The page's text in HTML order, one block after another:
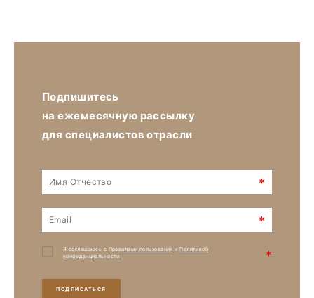
Подпишитесь
на ежемесячную рассылку
для специалистов отрасли
*
*
Я соглашаюсь с Правилами пользования иПолитикой
конфиденциальности
*
ПОДПИСАТЬСЯ